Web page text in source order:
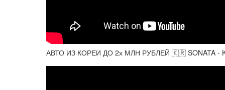
АВТО ИЗ КОРЕИ ДО 2х МЛН РУБЛЕЙ 🇰🇷 SONATA -